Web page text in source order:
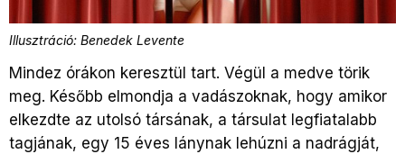
Illusztráció: Benedek Levente
Mindez órákon keresztül tart. Végül a medve törik
meg. Később elmondja a vadászoknak, hogy amikor
elkezdte az utolsó társának, a társulat legfiatalabb
tagjának, egy 15 éves lánynak lehúzni a nadrágját,